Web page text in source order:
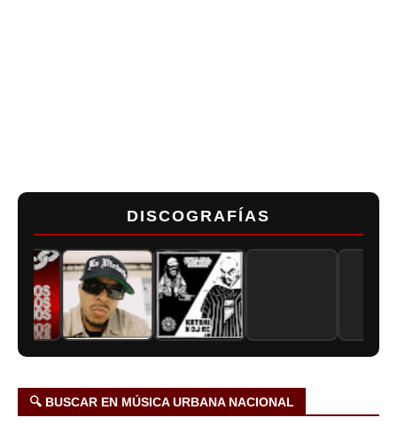
DISCOGRAFÍAS
🔍 BUSCAR EN MÚSICA URBANA NACIONAL